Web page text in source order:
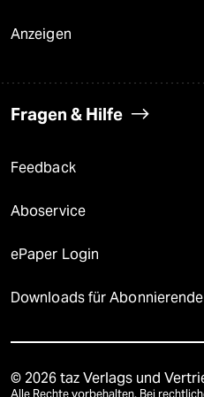
Anzeigen
Fragen & Hilfe
Feedback
Aboservice
ePaper Login
Downloads für Abonnierende
© 2026 taz Verlags und
Alle Rechte vorbehalten. Bei